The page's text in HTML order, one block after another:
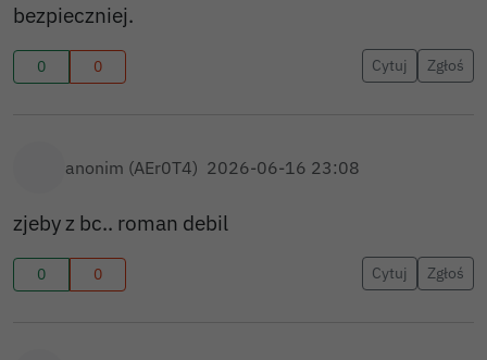
bezpieczniej.
0 0 Cytuj Zgłoś
anonim (AEr0T4) 2026-06-16 23:08
zjeby z bc.. roman debil
0 0 Cytuj Zgłoś